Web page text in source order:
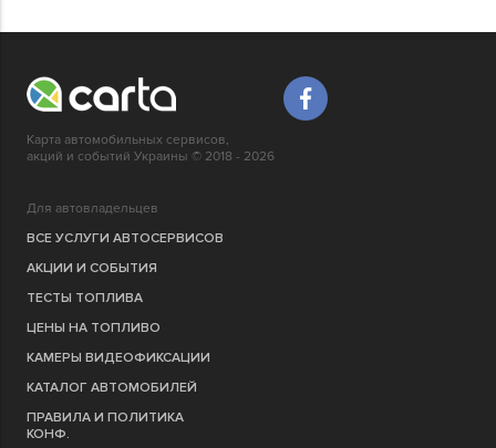
Карта автомобильных сервисов,
акций и событий Украины © 2018 - 2026
Для автовладельцев
ВСЕ УСЛУГИ АВТОСЕРВИСОВ
АКЦИИ И СОБЫТИЯ
ТЕСТЫ ТОПЛИВА
ЦЕНЫ НА ТОПЛИВО
КАМЕРЫ ВИДЕОФИКСАЦИИ
КАТАЛОГ АВТОМОБИЛЕЙ
ПРАВИЛА И ПОЛИТИКА
КОНФ.